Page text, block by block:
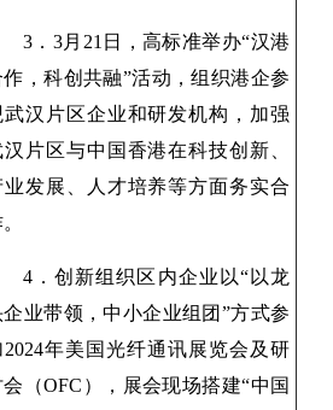
3．3月21日，高标准举办“汉港
作，科创共融”活动，组织港企参
武汉片区企业和研发机构，加强
汉片区与中国香港在科技创新、
业发展、人才培养等方面务实合
4．创新组织区内企业以“以龙
企业带领，中小企业组团”方式参
2024年美国光纤通讯展览会及研
会（OFC），展会现场搭建“中国